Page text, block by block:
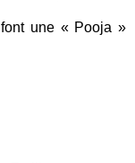
une « Pooja »